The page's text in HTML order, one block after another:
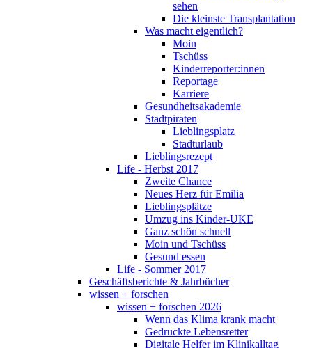
sehen
Die kleinste Transplantation
Was macht eigentlich?
Moin
Tschüss
Kinderreporter:innen
Reportage
Karriere
Gesundheitsakademie
Stadtpiraten
Lieblingsplatz
Stadturlaub
Lieblingsrezept
Life - Herbst 2017
Zweite Chance
Neues Herz für Emilia
Lieblingsplätze
Umzug ins Kinder-UKE
Ganz schön schnell
Moin und Tschüss
Gesund essen
Life - Sommer 2017
Geschäftsberichte & Jahrbücher
wissen + forschen
wissen + forschen 2026
Wenn das Klima krank macht
Gedruckte Lebensretter
Digitale Helfer im Klinikalltag